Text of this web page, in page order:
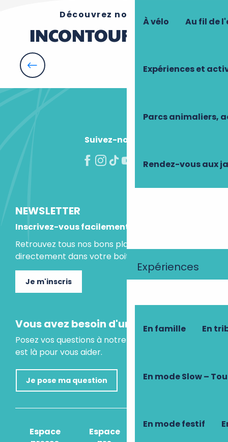
À vélo Au fil de
Expériences et
Parcs animaliers,
Rendez-vous aux
Expériences
En famille En
En mode Slow –
En mode festif
Découvrez nos autres
INCONTOURNABLES
Aliénor d’Aquitaine, une reine à Chinon.
Suivez-nous !
NEWSLETTER
Inscrivez-vous facilement
Retrouvez tous nos bons plans et idées séjours
directement dans votre boite mail.
Je m'inscris
Vous avez besoin d'un conseil ?
Posez vos questions à notre assistant virtuel, il
est là pour vous aider.
Je pose ma question
Espace
Espace